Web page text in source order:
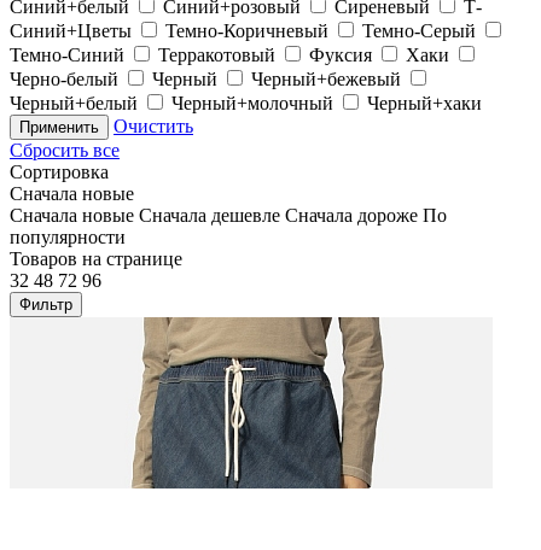
Синий+белый Синий+розовый Сиреневый
Т-
Синий+Цветы
Темно-Коричневый
Темно-Серый
Темно-Синий
Терракотовый Фуксия
Хаки
Черно-белый
Черный
Черный+бежевый
Черный+белый
Черный+молочный Черный+хаки
Применить
Очистить
Сбросить все
Сортировка
Сначала новые
Сначала новые Сначала дешевле Сначала дороже По
популярности
Товаров на странице
32 48 72 96
Фильтр